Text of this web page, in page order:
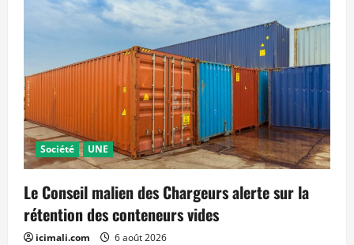
Société UNE
Le Conseil malien des Chargeurs alerte sur la
rétention des conteneurs vides
icimali.com 6 août 2026